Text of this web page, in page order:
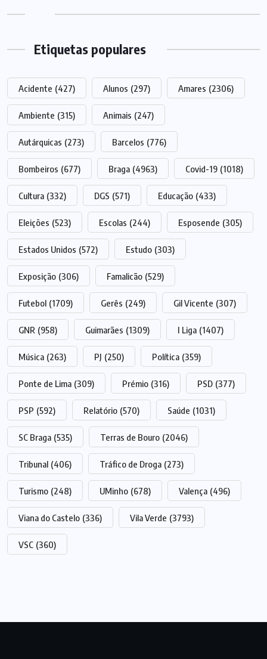
Etiquetas populares
Acidente (427) Alunos (297) Amares (2306)
Ambiente (315) Animais (247)
Autárquicas (273) Barcelos (776)
Bombeiros (677) Braga (4963) Covid-19 (1018)
Cultura (332) DGS (571) Educação (433)
Eleições (523) Escolas (244) Esposende (305)
Estados Unidos (572) Estudo (303)
Exposição (306) Famalicão (529)
Futebol (1709) Gerês (249) Gil Vicente (307)
GNR (958) Guimarães (1309) I Liga (1407)
Música (263) PJ (250) Política (359)
Ponte de Lima (309) Prémio (316) PSD (377)
PSP (592) Relatório (570) Saúde (1031)
SC Braga (535) Terras de Bouro (2046)
Tribunal (406) Tráfico de Droga (273)
Turismo (248) UMinho (678) Valença (496)
Viana do Castelo (336) Vila Verde (3793)
VSC (360)